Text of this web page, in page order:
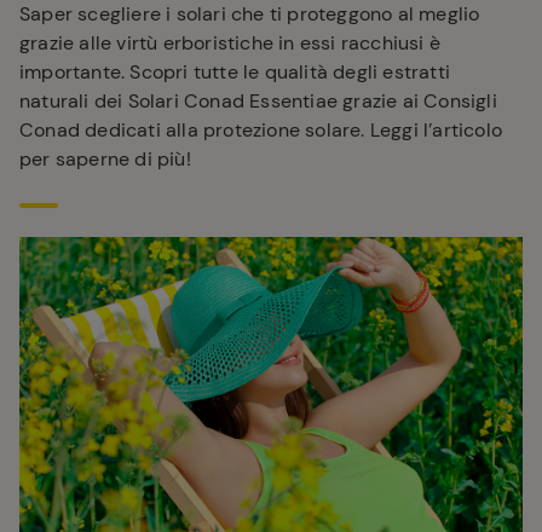
Saper scegliere i solari che ti proteggono al meglio
grazie alle virtù erboristiche in essi racchiusi è
importante. Scopri tutte le qualità degli estratti
naturali dei Solari Conad Essentiae grazie ai Consigli
Conad dedicati alla protezione solare. Leggi l’articolo
per saperne di più!